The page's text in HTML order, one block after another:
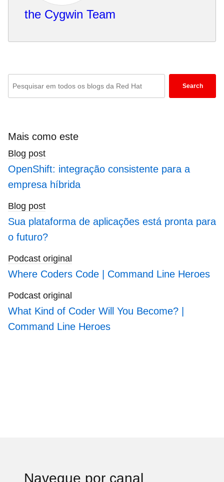
the Cygwin Team
search
blogs
Search
Mais como este
Blog post
OpenShift: integração consistente para a
empresa híbrida
Blog post
Sua plataforma de aplicações está pronta para
o futuro?
Podcast original
Where Coders Code | Command Line Heroes
Podcast original
What Kind of Coder Will You Become? |
Command Line Heroes
Navegue por canal